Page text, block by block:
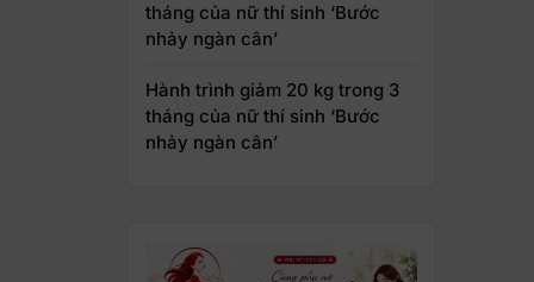
tháng của nữ thí sinh ‘Bước
nhảy ngàn cân’
Hành trình giảm 20 kg trong 3
tháng của nữ thí sinh ‘Bước
nhảy ngàn cân’